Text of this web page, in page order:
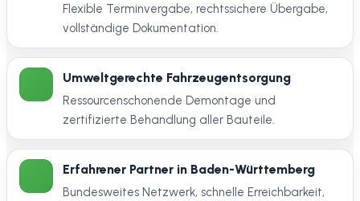
Flexible Terminvergabe, rechtssichere Übergabe,
vollständige Dokumentation.
Umweltgerechte Fahrzeugentsorgung
Ressourcenschonende Demontage und
zertifizierte Behandlung aller Bauteile.
Erfahrener Partner in Baden-Württemberg
Bundesweites Netzwerk, schnelle Erreichbarkeit,